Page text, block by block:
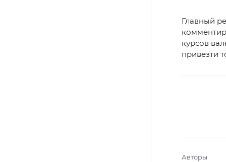
Главный
курсов
привезти
Авторы